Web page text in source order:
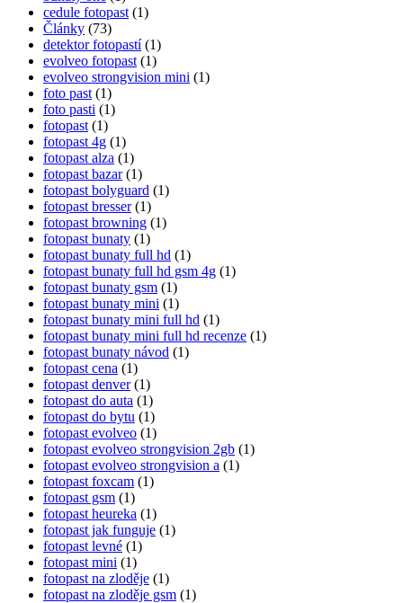
cedule fotopast (1)
Články (73)
detektor fotopastí(1)
evolveo fotopast (1)
evolveo strongvision mini (1)
foto past (1)
foto pasti (1)
fotopast (1)
fotopast 4g (1)
fotopast alza (1)
fotopast bazar(1)
fotopast bolyguard (1)
fotopast bresser(1)
fotopast browning (1)
fotopast bunaty (1)
fotopast bunaty full hd (1)
fotopast bunaty full hd gsm 4g (1)
fotopast bunaty gsm (1)
fotopast bunaty mini (1)
fotopast bunaty mini full hd (1)
fotopast bunaty mini full hd recenze (1)
fotopast bunaty návod (1)
fotopast cena (1)
fotopast denver(1)
fotopast do auta (1)
fotopast do bytu (1)
fotopast evolveo (1)
fotopast evolveo strongvision 2gb (1)
fotopast evolveo strongvision a (1)
fotopast foxcam (1)
fotopast gsm (1)
fotopast heureka (1)
fotopast jak funguje (1)
fotopast levné (1)
fotopast mini (1)
fotopast na zloděje (1)
fotopast na zloděje gsm (1)